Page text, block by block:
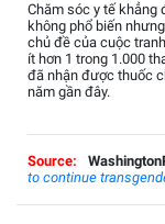
Chăm sóc y tế khẳng
không phổ biến
chủ đề của cuộc
ít hơn 1 trong 1.000
đã nhận được thuốc
năm gần đây.
Source:
to continue